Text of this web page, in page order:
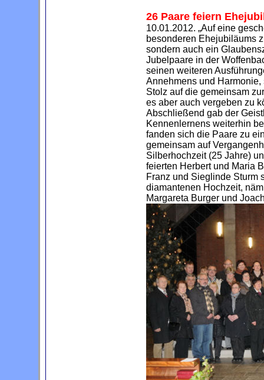
26 Paare feiern
10.01.2012. „Auf eine
besonderen Ehejubiläums
sondern auch ein
Jubelpaare in der
seinen weiteren
Annehmens und
Stolz auf die gemeinsam
es aber auch vergeben zu
Abschließend gab der
Kennenlernens weiterhin
fanden sich die Paare zu
gemeinsam auf
Silberhochzeit (25 Jahre)
feierten Herbert und Maria
Franz und Sieglinde Sturm
diamantenen Hochzeit,
Margareta Burger und